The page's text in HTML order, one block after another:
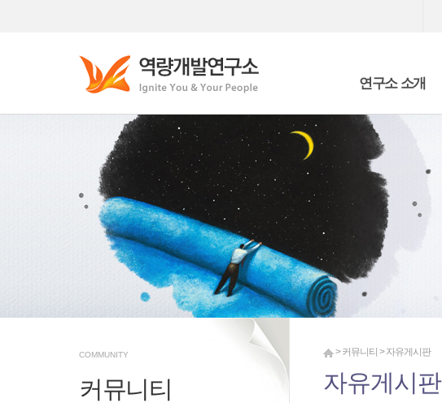
연구소 소개
Who we are
What we are doing
COMMUNITY
커뮤니티
> 커뮤니티 > 자유게시판
자유게시판